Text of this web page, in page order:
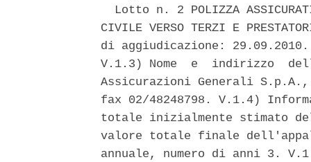
Lotto n. 2 POLIZZA
CIVILE VERSO TERZI E
di aggiudicazione:
V.1.3) Nome  e  indirizzo
Assicurazioni Generali
fax 02/48248798. V.1.4)
totale inizialmente stimato
valore totale finale
annuale, numero di anni 3.